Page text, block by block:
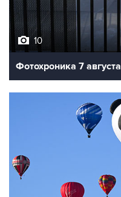
10
Фотохроника 7 августа